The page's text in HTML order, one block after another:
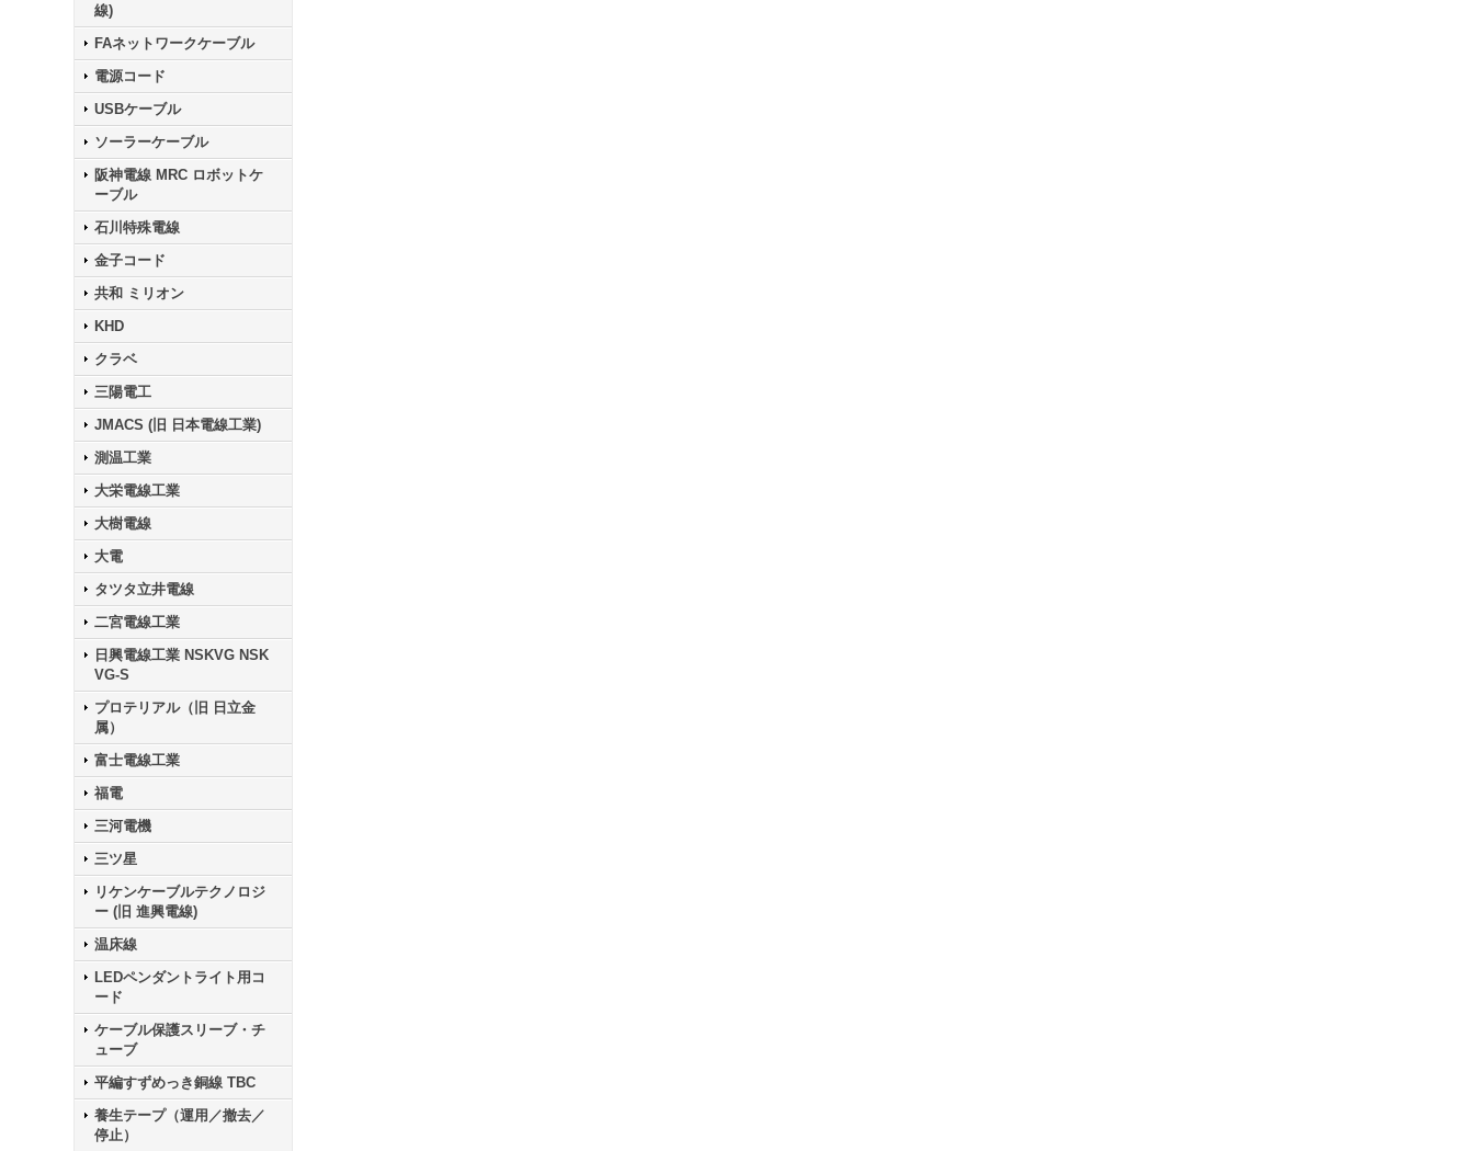
線)
FAネットワークケーブル
電源コード
USBケーブル
ソーラーケーブル
阪神電線 MRC ロボットケ
ーブル
石川特殊電線
金子コード
共和 ミリオン
KHD
クラベ
三陽電工
JMACS (旧 日本電線工業)
測温工業
大栄電線工業
大樹電線
大電
タツタ立井電線
二宮電線工業
日興電線工業 NSKVG NSK
VG-S
プロテリアル（旧 日立金
属）
富士電線工業
福電
三河電機
三ツ星
リケンケーブルテクノロジ
ー (旧 進興電線)
温床線
LEDペンダントライト用コ
ード
ケーブル保護スリーブ・チ
ューブ
平編すずめっき銅線 TBC
養生テープ（運用／撤去／
停止）